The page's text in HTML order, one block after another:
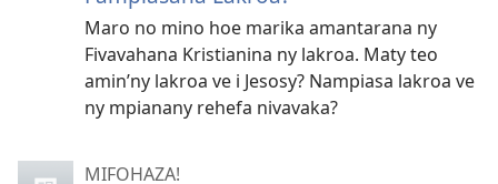
Maro no mino hoe marika amantarana ny
Fivavahana Kristianina ny lakroa. Maty teo
amin’ny lakroa ve i Jesosy? Nampiasa lakroa ve
ny mpianany rehefa nivavaka?
MIFOHAZA!